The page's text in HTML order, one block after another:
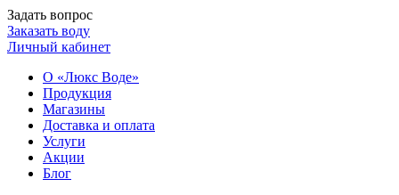
Задать вопрос
Заказать воду
Личный кабинет
О «Люкс Воде»
Продукция
Магазины
Доставка и оплата
Услуги
Акции
Блог